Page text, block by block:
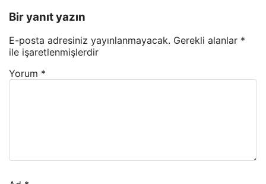
Bir yanıt yazın
E-posta adresiniz yayınlanmayacak. Gerekli alanlar *
ile işaretlenmişlerdir
Yorum *